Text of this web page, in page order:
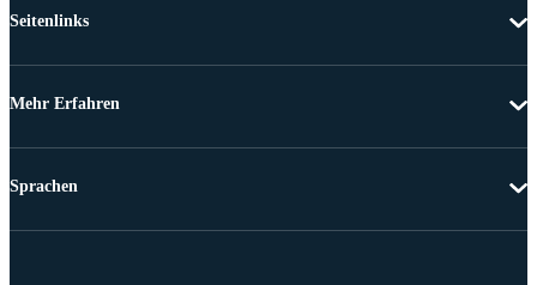
Seitenlinks
Mehr Erfahren
Sprachen